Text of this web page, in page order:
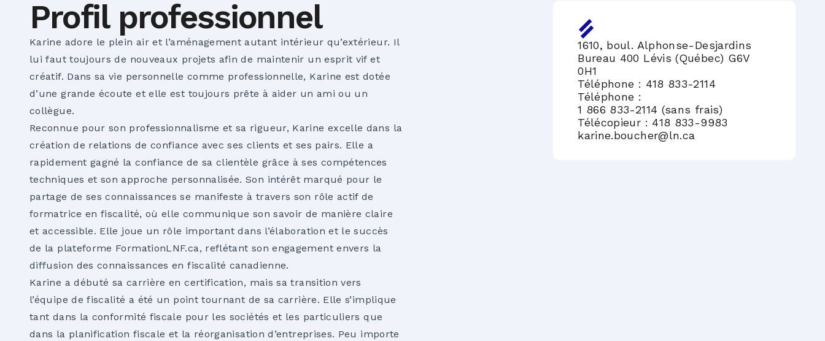
Profil professionnel
Karine adore le plein air et l’aménagement autant intérieur qu’extérieur. Il
lui faut toujours de nouveaux projets afin de maintenir un esprit vif et
créatif. Dans sa vie personnelle comme professionnelle, Karine est dotée
d’une grande écoute et elle est toujours prête à aider un ami ou un
collègue.
Reconnue pour son professionnalisme et sa rigueur, Karine excelle dans la
création de relations de confiance avec ses clients et ses pairs. Elle a
rapidement gagné la confiance de sa clientèle grâce à ses compétences
techniques et son approche personnalisée. Son intérêt marqué pour le
partage de ses connaissances se manifeste à travers son rôle actif de
formatrice en fiscalité, où elle communique son savoir de manière claire
et accessible. Elle joue un rôle important dans l’élaboration et le succès
de la plateforme FormationLNF.ca, reflétant son engagement envers la
diffusion des connaissances en fiscalité canadienne.
Karine a débuté sa carrière en certification, mais sa transition vers
l’équipe de fiscalité a été un point tournant de sa carrière. Elle s’implique
tant dans la conformité fiscale pour les sociétés et les particuliers que
dans la planification fiscale et la réorganisation d’entreprises. Peu importe
1610, boul. Alphonse-Desjardins
Bureau 400 Lévis (Québec) G6V
0H1
Téléphone : 418 833-2114
Téléphone :
1 866 833-2114 (sans frais)
Télécopieur : 418 833-9983
karine.boucher@ln.ca